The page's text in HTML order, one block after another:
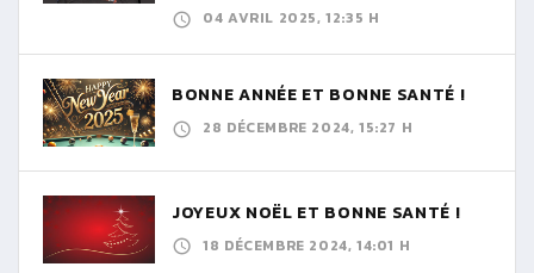
04 AVRIL 2025, 12:35 H
BONNE ANNÉE ET BONNE SANTÉ !
28 DÉCEMBRE 2024, 15:27 H
JOYEUX NOËL ET BONNE SANTÉ !
18 DÉCEMBRE 2024, 14:01 H